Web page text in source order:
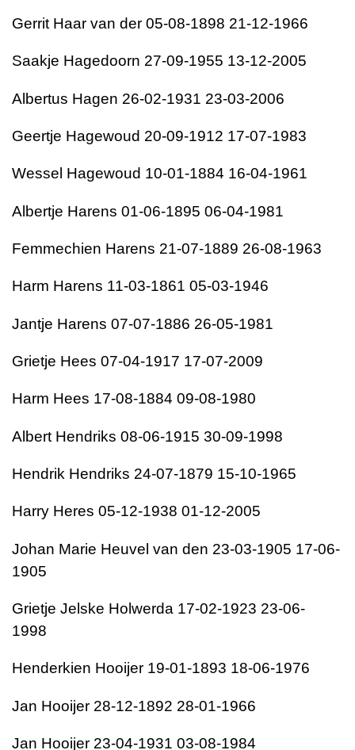
Gerrit Haar van der 05-08-1898 21-12-1966
Saakje Hagedoorn 27-09-1955 13-12-2005
Albertus Hagen 26-02-1931 23-03-2006
Geertje Hagewoud 20-09-1912 17-07-1983
Wessel Hagewoud 10-01-1884 16-04-1961
Albertje Harens 01-06-1895 06-04-1981
Femmechien Harens 21-07-1889 26-08-1963
Harm Harens 11-03-1861 05-03-1946
Jantje Harens 07-07-1886 26-05-1981
Grietje Hees 07-04-1917 17-07-2009
Harm Hees 17-08-1884 09-08-1980
Albert Hendriks 08-06-1915 30-09-1998
Hendrik Hendriks 24-07-1879 15-10-1965
Harry Heres 05-12-1938 01-12-2005
Johan Marie Heuvel van den 23-03-1905 17-06-
1905
Grietje Jelske Holwerda 17-02-1923 23-06-
1998
Henderkien Hooijer 19-01-1893 18-06-1976
Jan Hooijer 28-12-1892 28-01-1966
Jan Hooijer 23-04-1931 03-08-1984